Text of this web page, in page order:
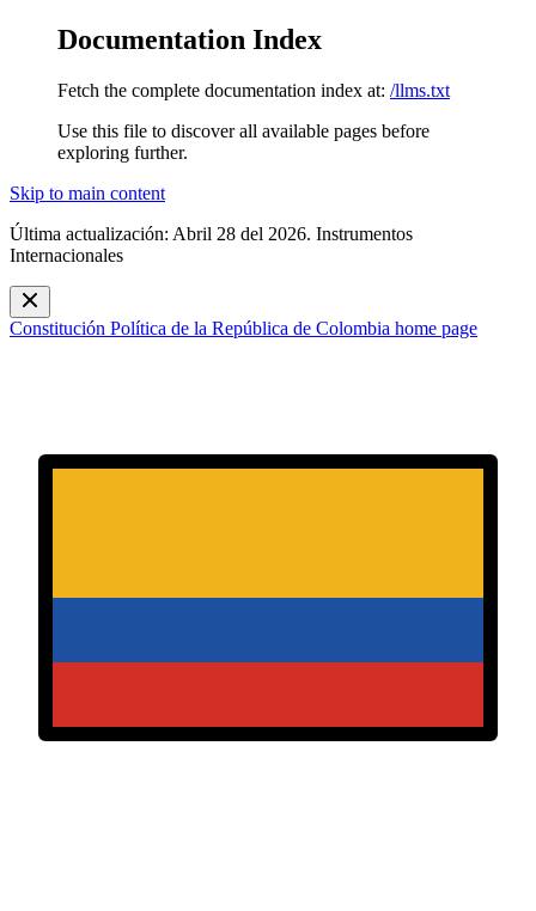
Documentation Index
Fetch the complete documentation index at: /llms.txt
Use this file to discover all available pages before
exploring further.
Skip to main content
Última actualización: Abril 28 del 2026. Instrumentos
Internacionales
Constitución Política de la República de Colombia home page